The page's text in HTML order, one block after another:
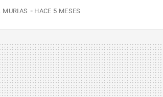
MURIAS HACE 5 MESES